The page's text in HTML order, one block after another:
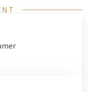
dag goed te